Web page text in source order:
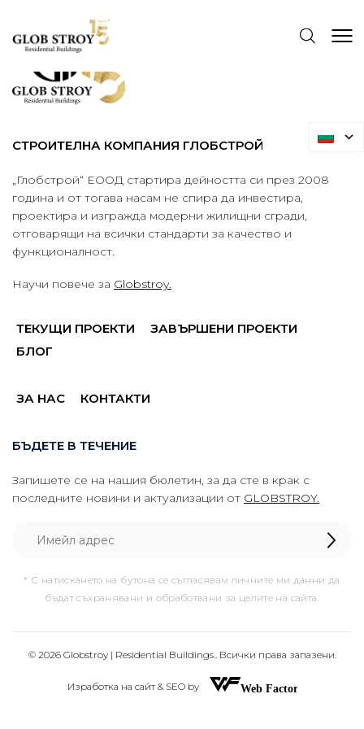
СТРОИТЕЛНА КОМПАНИЯ ГЛОБСТРОЙ
„Глобстрой“ ЕООД стартира дейността си през 2008
година и от тогава насам не спира да инвестира,
проектира и изгражда модерни жилищни сгради,
отговарящи на всички стандарти за качество и
функционалност.
Научи повече за Globstroy.
ТЕКУЩИ ПРОЕКТИ
ЗАВЪРШЕНИ ПРОЕКТИ
БЛОГ
ЗА НАС КОНТАКТИ
БЪДЕТЕ В ТЕЧЕНИЕ
Запишете се на нашия бюлетин, за да сте в крак с
последните новини и актуализации от GLOBSTROY.
* С натискането на бутона се съгласявам личните ми данни да
бъдат съхранявани и обработвани за целите на сайта.
© 2026 Globstroy | Residential Buildings.. Всички права запазени.
Изработка на сайт & SEO by